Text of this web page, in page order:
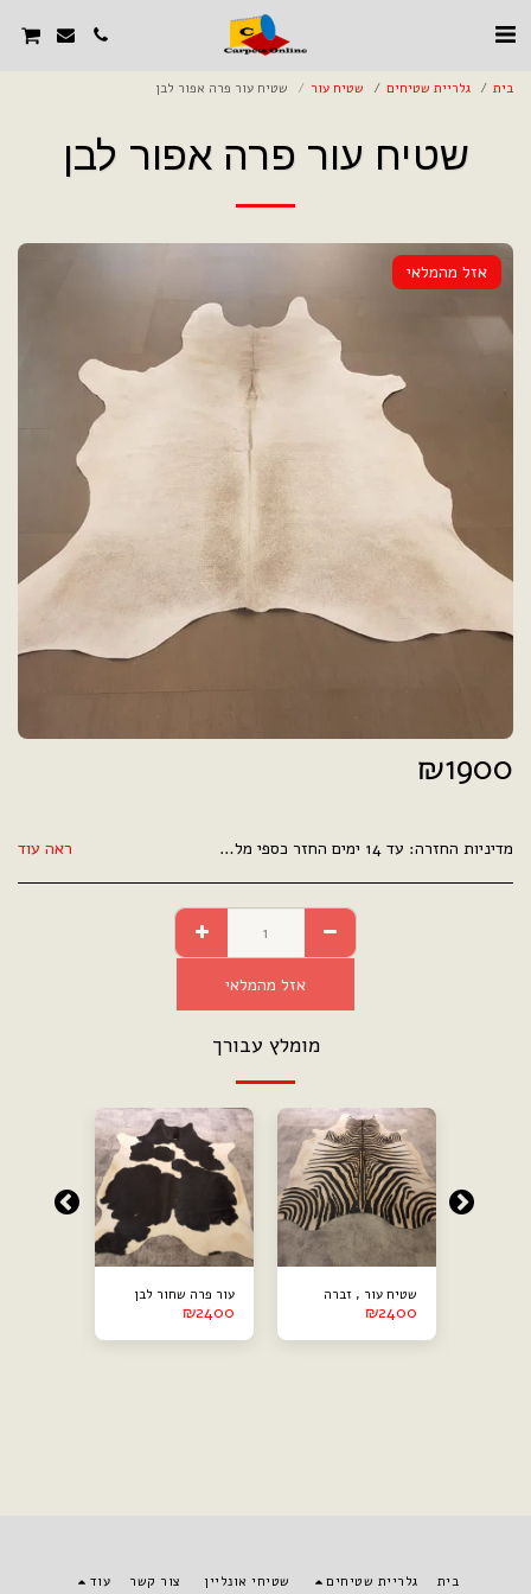
בית גלריית שטיחים שטיח עור שטיח עור פרה אפור לבן
שטיח עור פרה אפור לבן
אזל מהמלאי
₪1900
מדיניות החזרה: עד 14 ימים החזר כספי מלא . ראה עוד
אזל מהמלאי
מומלץ עבורך
שטיח עור , זברה
₪2400
עור פרה שחור לבן
₪2400
בית גלריית שטיחים שטיחי אונליין צור קשר עוד